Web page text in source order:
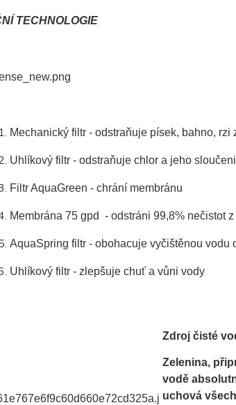
TECHNOLOGIE
Mechanický filtr - odstraňuje písek, bahno, rzi
Uhlíkový filtr - odstraňuje chlor a jeho
Filtr AquaGreen - chrání membránu
Membrána 75 gpd - odstráni 99,8% nečistot
AquaSpring filtr - obohacuje vyčištěnou vodu
Uhlíkový filtr - zlepšuje chuť a vůni vody
Zdroj čisté
Zelenina,
vodě
uchová